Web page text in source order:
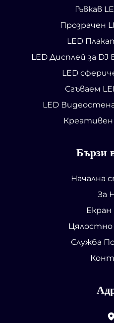
Гъвкав
Прозрачен
LED
LED Дисплей за DJ
LED
Сгъваем
LED
Креативен
Бързи
Начална
За
Екран
Служба